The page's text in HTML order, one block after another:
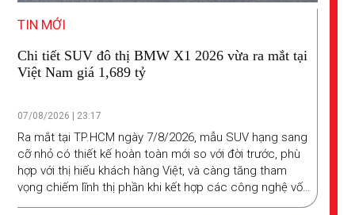
TIN MỚI
Chi tiết SUV đô thị BMW X1 2026 vừa ra mắt tại
Việt Nam giá 1,689 tỷ
07/08/2026 | 23:17
Ra mắt tại TP.HCM ngày 7/8/2026, mẫu SUV hạng sang
cỡ nhỏ có thiết kế hoàn toàn mới so với đời trước, phù
hợp với thị hiếu khách hàng Việt, và càng tăng tham
vọng chiếm lĩnh thị phần khi kết hợp các công nghệ vốn
là thế mạnh của BMW.